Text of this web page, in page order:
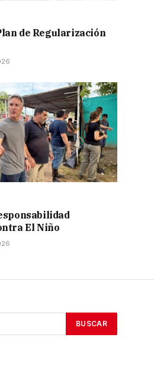
de Regularización
El Niño